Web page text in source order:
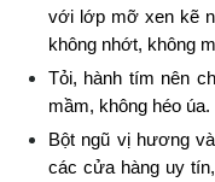
với lớp mỡ xen kẽ
không nhớt, không
Tỏi, hành tím nên
mầm, không héo úa.
Bột ngũ vị hương
các cửa hàng uy